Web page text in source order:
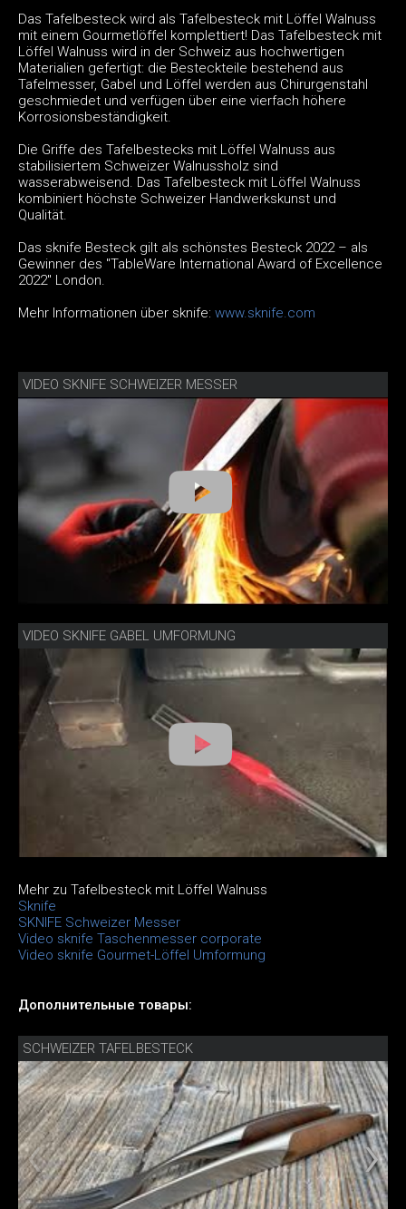
Das Tafelbesteck wird als Tafelbesteck mit Löffel Walnuss
mit einem Gourmetlöffel komplettiert! Das Tafelbesteck mit
Löffel Walnuss wird in der Schweiz aus hochwertigen
Materialien gefertigt: die Besteckteile bestehend aus
Tafelmesser, Gabel und Löffel werden aus Chirurgenstahl
geschmiedet und verfügen über eine vierfach höhere
Korrosionsbeständigkeit.
Die Griffe des Tafelbestecks mit Löffel Walnuss aus
stabilisiertem Schweizer Walnussholz sind
wasserabweisend. Das Tafelbesteck mit Löffel Walnuss
kombiniert höchste Schweizer Handwerkskunst und
Qualität.
Das sknife Besteck gilt als schönstes Besteck 2022 – als
Gewinner des "TableWare International Award of Excellence
2022" London.
Mehr Informationen über sknife: www.sknife.com
VIDEO SKNIFE SCHWEIZER MESSER
VIDEO SKNIFE GABEL UMFORMUNG
Mehr zu Tafelbesteck mit Löffel Walnuss
Sknife
SKNIFE Schweizer Messer
Video sknife Taschenmesser corporate
Video sknife Gourmet-Löffel Umformung
Дополнительные товары:
SCHWEIZER TAFELBESTECK